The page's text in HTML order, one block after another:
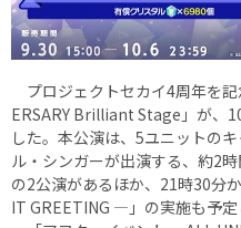
プロジェクトセカイ4周年を
ERSARY Brilliant Stage」が、
した。本公演は、5ユニットの
ル・シンガーが出演する、約2
の2公演があるほか、21時30分
IT GREETING ―」の実施も予定